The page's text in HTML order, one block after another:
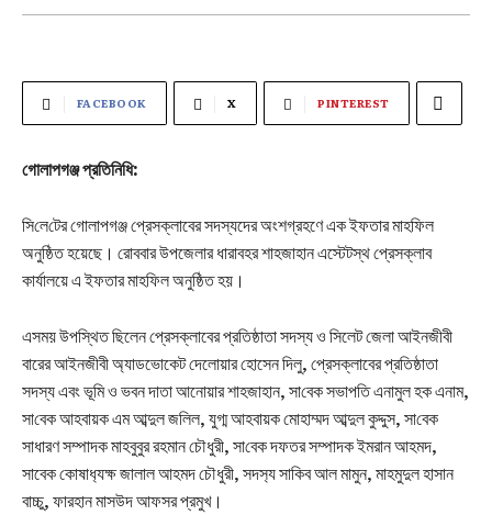
FACEBOOK X PINTEREST
গোলাপগঞ্জ প্রতিনিধি:
সি‌লে‌টের গোলাপগঞ্জ প্রেসক্লাবের সদস্যদের অংশগ্রহণে এক ইফতার মাহফিল
অনুষ্ঠিত হয়েছে। রোববার উপজেলার ধারাবহর শাহজাহান এস্টেটস্থ প্রেসক্লাব
কার্যালয়ে এ ইফতার মাহফিল অনুষ্ঠিত হয়।
এসময় উপস্থিত ছিলেন প্রেসক্লাবের প্রতিষ্ঠাতা সদস্য ও সিলেট জেলা আইনজীবী
বারের আইনজীবী অ্যাডভোকেট দেলোয়ার হোসেন দিলু, প্রেসক্লাবের প্রতিষ্ঠাতা
সদস্য এবং ভূমি ও ভবন দাতা আনোয়ার শাহজাহান, সা‌বেক সভাপ‌তি এনামুল হক এনাম,
সা‌বেক আহবায়ক এম আব্দুল জলিল, যুগ্ম আহবায়ক মোহাম্মদ আব্দুল কুদ্দুস, সা‌বেক
সাধারণ সম্পাদক মাহবুবুর রহমান চৌধুরী, সা‌বেক দফতর সম্পাদক ইমরান আহমদ,
সাবেক কোষাধ‌্যক্ষ জালাল আহমদ চৌধুরী, সদস‌্য সাকিব আল মামুন, মাহমুদুল হাসান
বাচ্চু, ফারহান মাসউদ আফসর প্রমুখ।